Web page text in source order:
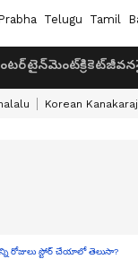
Telugu Tamil
క్రికెట్
Korean
రోజులు స్టోర్ చేయాలో తెలుసా?